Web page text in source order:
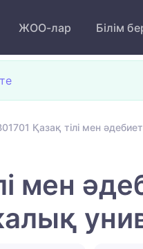
ЖОО-лар Білім
Қазақ тілі мен
мен